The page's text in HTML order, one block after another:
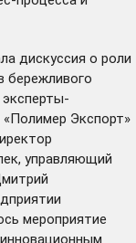
дискуссия о роли
бережливого
Экспорт»
управляющий
мероприятие